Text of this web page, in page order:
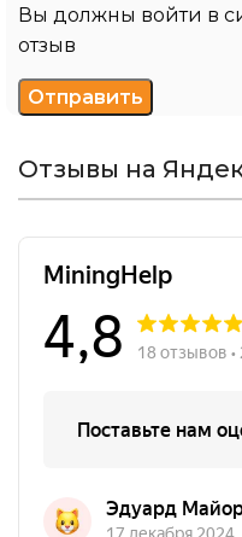
Вы должны войти в
отзыв
Отзывы на